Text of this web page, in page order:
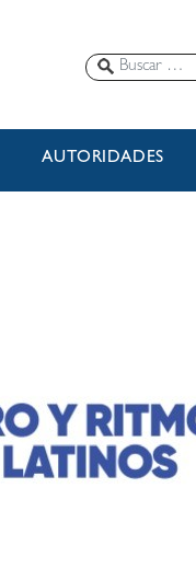
AUTORIDADES